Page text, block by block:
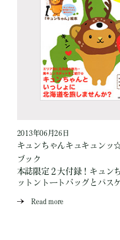
2013年06月26日
キュンちゃんキュキュンッ
ブック
本誌限定２大付録！キュン
ットントートバッグとパス
Read more